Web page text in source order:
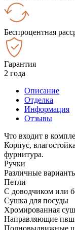
Беспроцентная
Гарантия
2 года
Описание
Отделка
Информация
Отзывы
Что входит в
Корпус,
фурнитура.
Ручки
Различные
Петли
С доводчиком или
Сушка для посуды
Хромированная
Направляющие пвш
Полновыдвижные